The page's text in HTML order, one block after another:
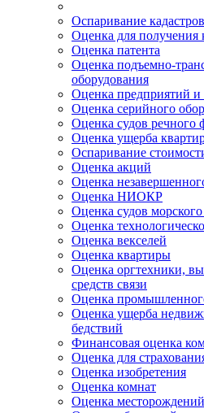
Оспаривание
Оценка для получения
Оценка патента
Оценка подъемно-
оборудования
Оценка предприятий и
Оценка серийного
Оценка судов речного
Оценка ущерба
Оспаривание
Оценка акций
Оценка
Оценка НИОКР
Оценка судов
Оценка
Оценка векселей
Оценка квартиры
Оценка оргтехники,
средств связи
Оценка
Оценка ущерба
бедствий
Финансовая оценка
Оценка для
Оценка изобретения
Оценка комнат
Оценка